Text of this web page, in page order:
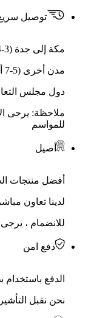
توصيل
مكة إلى جدة (3-4 أيام عمل)
مدن أخرى (5-7 أيام عمل)
دول مجلس التعاون
ملاحظة: يرجى
للمواسم
أصيل
أفضل منتجات
لدينا تعاون
للانضمام ،
دفع امن
الدفع باستخدام
نحن نقبل